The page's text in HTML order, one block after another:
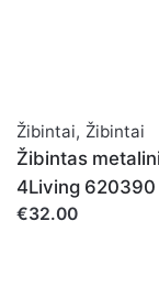
Žibintai, Žibintai
Žibintas
4Living 620390
€32.00